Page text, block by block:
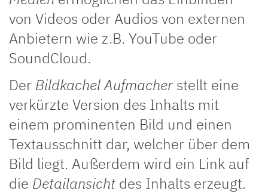
von Videos oder Audios von externen
Anbietern wie z.B. YouTube oder
SoundCloud.
Der Bildkachel Aufmacher stellt eine
verkürzte Version des Inhalts mit
einem prominenten Bild und einen
Textausschnitt dar, welcher über dem
Bild liegt. Außerdem wird ein Link auf
die Detailansicht des Inhalts erzeugt.